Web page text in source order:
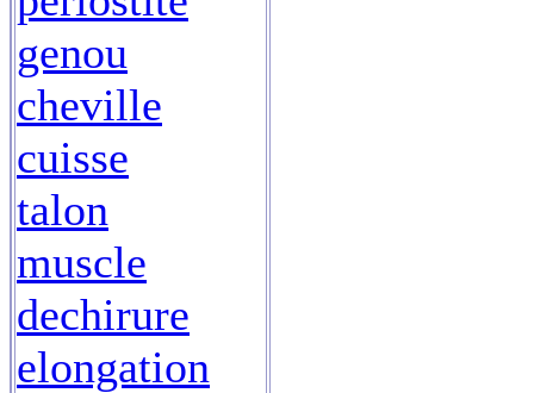
genou
cheville
cuisse
talon
muscle
dechirure
elongation